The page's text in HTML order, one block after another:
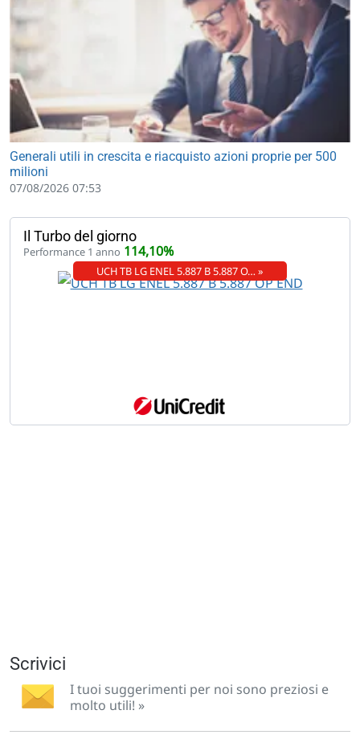
Generali utili in crescita e riacquisto azioni proprie per 500
milioni
07/08/2026 07:53
Il Turbo del giorno
Performance 1 anno 114,10%
UCH TB LG ENEL 5.887 B 5.887 O… »
Scrivici
I tuoi suggerimenti per noi sono preziosi e
molto utili! »